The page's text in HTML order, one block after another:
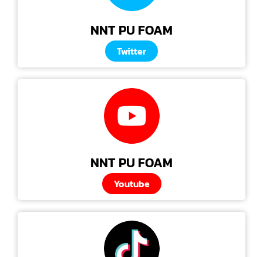
NNT PU FOAM
Twitter
NNT PU FOAM
Youtube